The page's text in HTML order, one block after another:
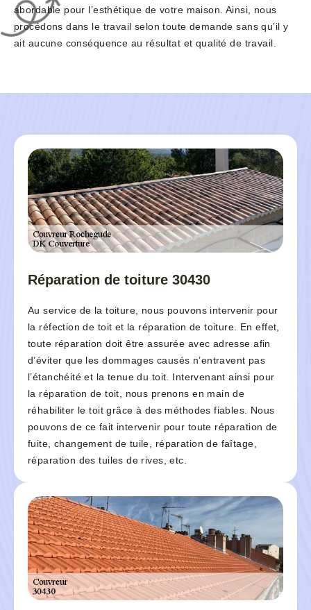
abordable pour l’esthétique de votre maison. Ainsi, nous
procédons dans le travail selon toute demande sans qu’il y
ait aucune conséquence au résultat et qualité de travail.
Réparation de toiture 30430
Au service de la toiture, nous pouvons intervenir pour
la réfection de toit et la réparation de toiture. En effet,
toute réparation doit être assurée avec adresse afin
d’éviter que les dommages causés n’entravent pas
l’étanchéité et la tenue du toit. Intervenant ainsi pour
la réparation de toit, nous prenons en main de
réhabiliter le toit grâce à des méthodes fiables. Nous
pouvons de ce fait intervenir pour toute réparation de
fuite, changement de tuile, réparation de faîtage,
réparation des tuiles de rives, etc.